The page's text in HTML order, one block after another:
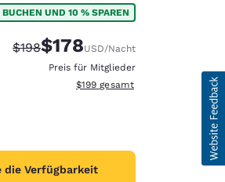
UND 10 % SPAREN
Durchgestrichener Preis:
$198Vergünstigter Preis:
$178USD/Nacht
Preis für Mitglieder
Geschätzte Gesamtdetails
$199 gesamt
die Verfügbarkeit